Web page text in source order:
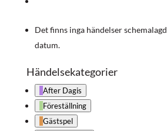
Det finns inga händelser
datum.
Händelsekategorier
After Dagis
Föreställning
Gästspel